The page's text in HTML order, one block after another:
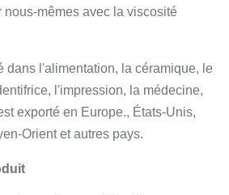
nous-mêmes avec la viscosité
dans l'alimentation, la céramique, le
l'impression, la médecine,
exporté en Europe., États-Unis,
Orient et autres pays.